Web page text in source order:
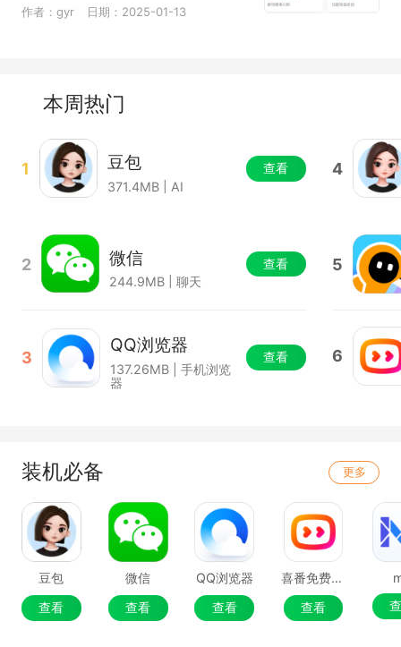
作者：gyr 日期：2025-01-13
本周热门
1 豆包
371.4MB | AI
查看
2 微信
244.9MB | 聊天
查看
3
QQ浏览器
137.26MB | 手机浏览
器
查看
4
5
6
装机必备 更多
豆包
查看
微信
查看
QQ浏览器
查看
喜番免费短剧
查看